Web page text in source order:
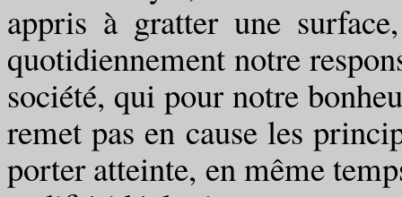
appris à gratter une
quotidiennement notre
société, qui pour notre
remet pas en cause les
porter atteinte, en même